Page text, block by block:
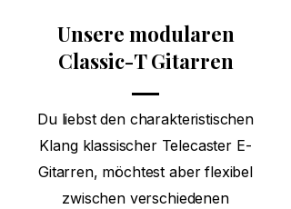
Unsere modularen
Classic-T Gitarren
Du liebst den charakteristischen
Klang klassischer Telecaster E-
Gitarren, möchtest aber flexibel
zwischen verschiedenen